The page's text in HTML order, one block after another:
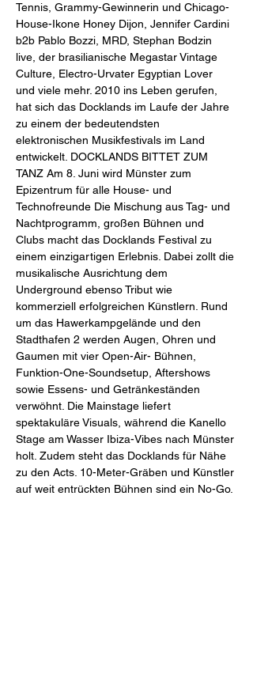
Tennis, Grammy-Gewinnerin und Chicago-
House-Ikone Honey Dijon, Jennifer Cardini
b2b Pablo Bozzi, MRD, Stephan Bodzin
live, der brasilianische Megastar Vintage
Culture, Electro-Urvater Egyptian Lover
und viele mehr. 2010 ins Leben gerufen,
hat sich das Docklands im Laufe der Jahre
zu einem der bedeutendsten
elektronischen Musikfestivals im Land
entwickelt. DOCKLANDS BITTET ZUM
TANZ Am 8. Juni wird Münster zum
Epizentrum für alle House- und
Technofreunde Die Mischung aus Tag- und
Nachtprogramm, großen Bühnen und
Clubs macht das Docklands Festival zu
einem einzigartigen Erlebnis. Dabei zollt die
musikalische Ausrichtung dem
Underground ebenso Tribut wie
kommerziell erfolgreichen Künstlern. Rund
um das Hawerkampgelände und den
Stadthafen 2 werden Augen, Ohren und
Gaumen mit vier Open-Air- Bühnen,
Funktion-One-Soundsetup, Aftershows
sowie Essens- und Getränkeständen
verwöhnt. Die Mainstage liefert
spektakuläre Visuals, während die Kanello
Stage am Wasser Ibiza-Vibes nach Münster
holt. Zudem steht das Docklands für Nähe
zu den Acts. 10-Meter-Gräben und Künstler
auf weit entrückten Bühnen sind ein No-Go.